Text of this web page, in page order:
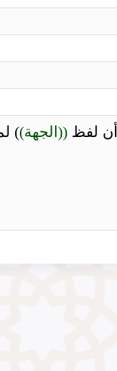
أن لفظ ((الجهة))